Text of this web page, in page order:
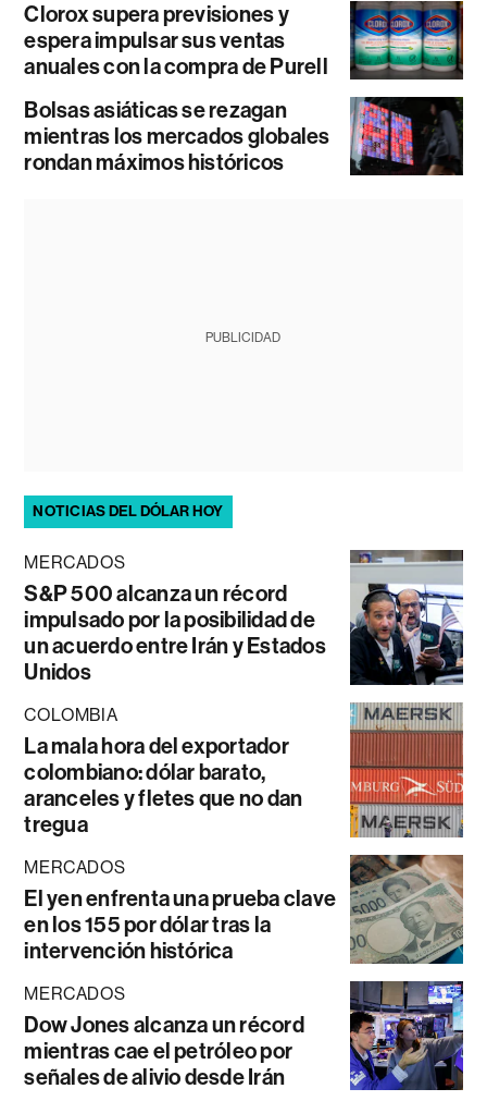
Clorox supera previsiones y
espera impulsar sus ventas
anuales con la compra de Purell
Bolsas asiáticas se rezagan
mientras los mercados globales
rondan máximos históricos
PUBLICIDAD
NOTICIAS DEL DÓLAR HOY
MERCADOS
S&P 500 alcanza un récord
impulsado por la posibilidad de
un acuerdo entre Irán y Estados
Unidos
COLOMBIA
La mala hora del exportador
colombiano: dólar barato,
aranceles y fletes que no dan
tregua
MERCADOS
El yen enfrenta una prueba clave
en los 155 por dólar tras la
intervención histórica
MERCADOS
Dow Jones alcanza un récord
mientras cae el petróleo por
señales de alivio desde Irán